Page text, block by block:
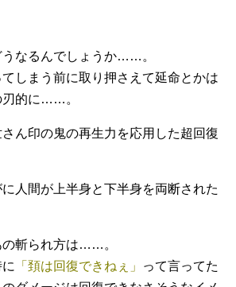
なるんでしょうか……。
しまう前に取り押さえて延命とかは
刃的に……。
ん印の鬼の再生力を応用した超回復
人間が上半身と下半身を両断された
斬られ方は……。
「頚は回復できねぇ」
って言ってた